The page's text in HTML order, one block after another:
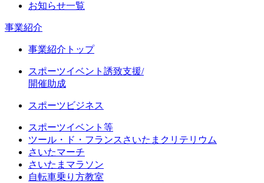
お知らせ一覧
事業紹介
事業紹介トップ
スポーツイベント誘致支援/
開催助成
スポーツビジネス
スポーツイベント等
ツール・ド・フランスさいたまクリテリウム
さいたマーチ
さいたまマラソン
自転車乗り方教室